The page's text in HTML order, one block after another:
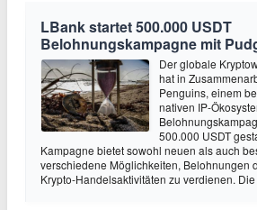
LBank startet 500.000 USDT
Belohnungskampagne mit
Der globale
hat in
Penguins, einem
nativen IP-
500.000 USDT
Kampagne bietet sowohl neuen als auch
verschiedene Möglichkeiten, Belohnungen
Krypto-Handelsaktivitäten zu verdienen. Die